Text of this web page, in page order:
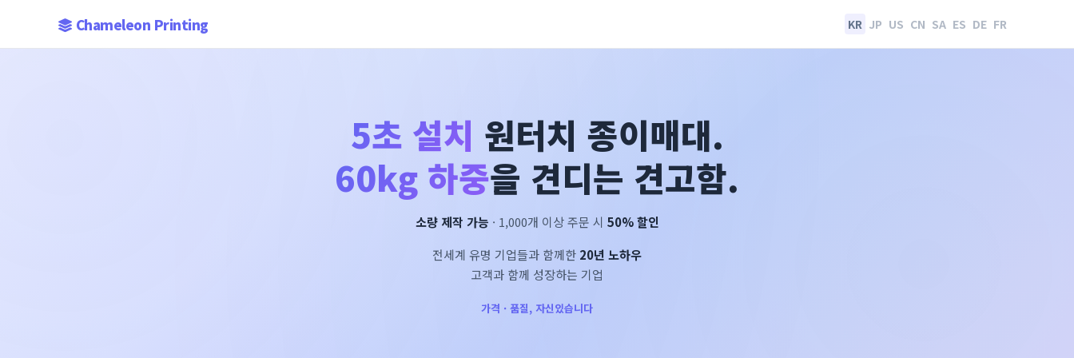
Chameleon Printing KR JP US CN SA ES DE FR
5초 설치 원터치 종이매대.
60kg 하중을 견디는 견고함.
소량 제작 가능 · 1,000개 이상 주문 시 50% 할인
전세계 유명 기업들과 함께한 20년 노하우
고객과 함께 성장하는 기업
가격 · 품질, 자신있습니다